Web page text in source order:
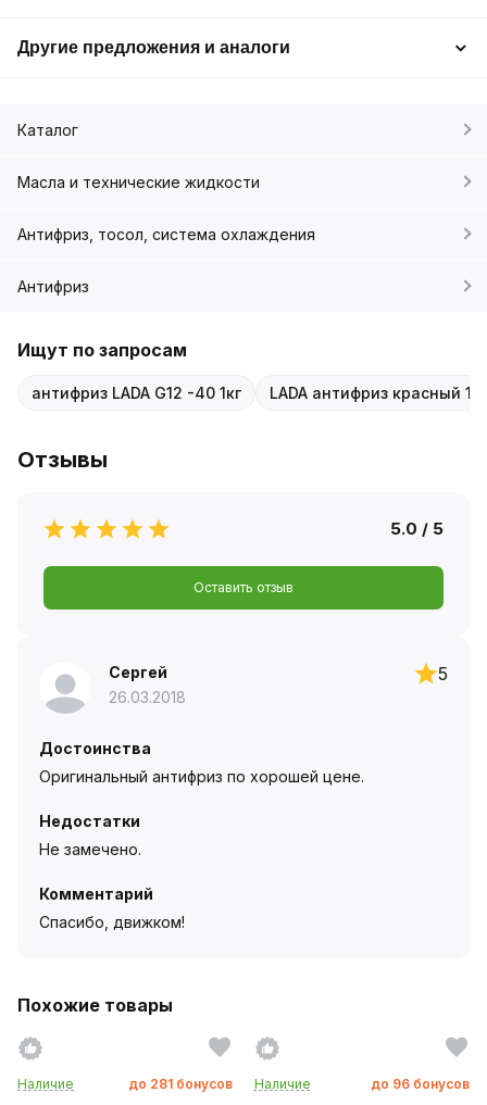
Другие предложения и аналоги
Каталог
Масла и технические жидкости
Антифриз, тосол, система охлаждения
Антифриз
Ищут по запросам
антифриз LADA G12 -40 1кг LADA антифриз красный 1л
Отзывы
5.0 / 5
Оставить отзыв
Сергей
26.03.2018
5
Достоинства
Оригинальный антифриз по хорошей цене.
Недостатки
Не замечено.
Комментарий
Спасибо, движком!
Похожие товары
Наличие до 281 бонусов
Наличие до 96 бонусов